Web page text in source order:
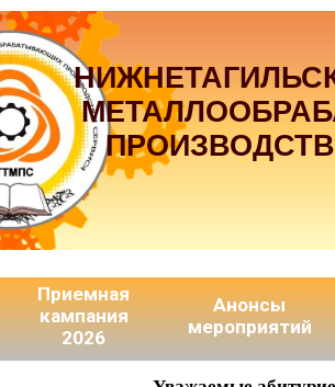
Приемная
кампания
2026
Анонсы
мероприятий